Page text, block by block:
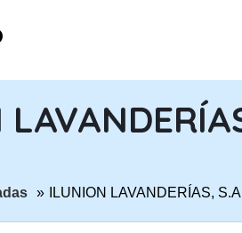
ILUNION LAVANDERÍAS,